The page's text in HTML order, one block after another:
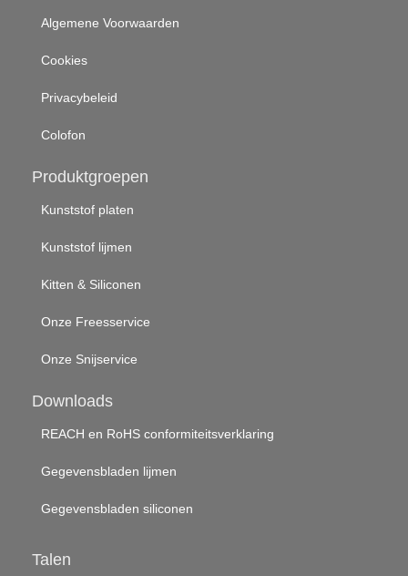
Algemene Voorwaarden
Cookies
Privacybeleid
Colofon
Produktgroepen
Kunststof platen
Kunststof lijmen
Kitten & Siliconen
Onze Freesservice
Onze Snijservice
Downloads
REACH en RoHS conformiteitsverklaring
Gegevensbladen lijmen
Gegevensbladen siliconen
Talen